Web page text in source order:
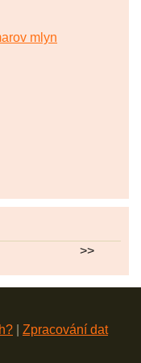
mlyn
>>
Zpracování dat